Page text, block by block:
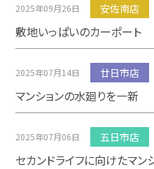
2025年09月26日 安佐南店
敷地いっぱいのカーポート
2025年07月14日 廿日市店
マンションの水廻りを一新
2025年07月06日 五日市店
セカンドライフに向けたマン